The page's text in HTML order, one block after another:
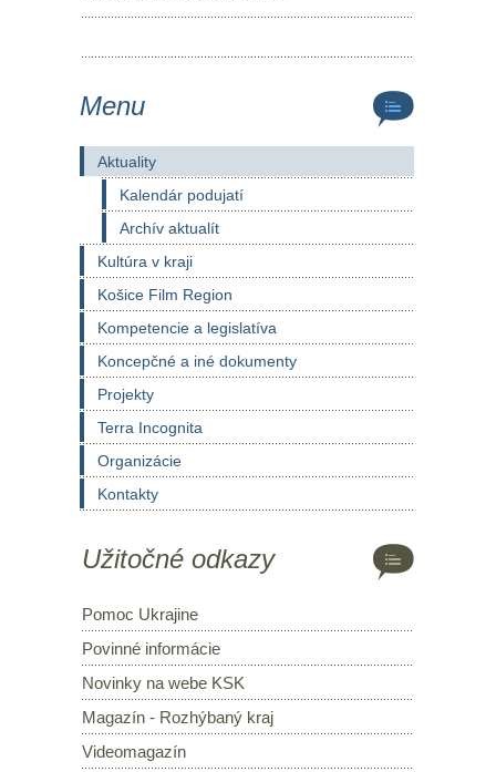
Menu
Aktuality
Kalendár podujatí
Archív aktualít
Kultúra v kraji
Košice Film Region
Kompetencie a legislatíva
Koncepčné a iné dokumenty
Projekty
Terra Incognita
Organizácie
Kontakty
Užitočné odkazy
Pomoc Ukrajine
Povinné informácie
Novinky na webe KSK
Magazín - Rozhýbaný kraj
Videomagazín